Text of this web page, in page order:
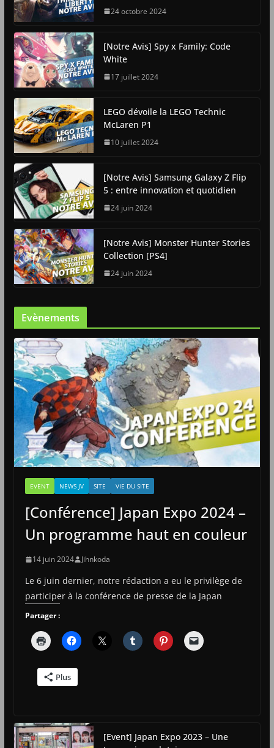
24 octobre 2024
[Notre Avis] Spy x Family: Code
White
17 juillet 2024
LEGO dévoile la LEGO Technic
McLaren P1
10 juillet 2024
[Notre Avis] Samsung Galaxy Z Flip
5 : entre innovation et quotidien
24 juin 2024
[Notre Avis] Monster Hunter Stories
Collection [PS4]
24 juin 2024
Evènements
EVENT NEWS JV SITE VIE DU SITE
[Conférence] Japan Expo 2024 –
Un programme haut en couleur
14 juin 2024 Jihnkoda
Le 6 juin dernier, notre rédaction a eu le privilège de
participer à la conférence de presse de la Japan
Partager :
Plus
[Event] Japan Expo 2023 – Une